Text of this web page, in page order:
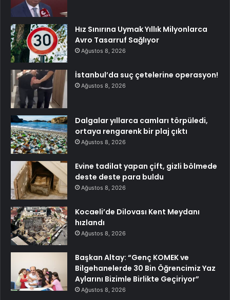
Hız Sınırına Uymak Yıllık Milyonlarca
Avro Tasarruf Sağlıyor
Ağustos 8, 2026
İstanbul’da suç çetelerine operasyon!
Ağustos 8, 2026
Dalgalar yıllarca camları törpüledi,
ortaya rengarenk bir plaj çıktı
Ağustos 8, 2026
Evine tadilat yapan çift, gizli bölmede
deste deste para buldu
Ağustos 8, 2026
Kocaeli’de Dilovası Kent Meydanı
hızlandı
Ağustos 8, 2026
Başkan Altay: “Genç KOMEK ve
Bilgehanelerde 30 Bin Öğrencimiz Yaz
Aylarını Bizimle Birlikte Geçiriyor”
Ağustos 8, 2026